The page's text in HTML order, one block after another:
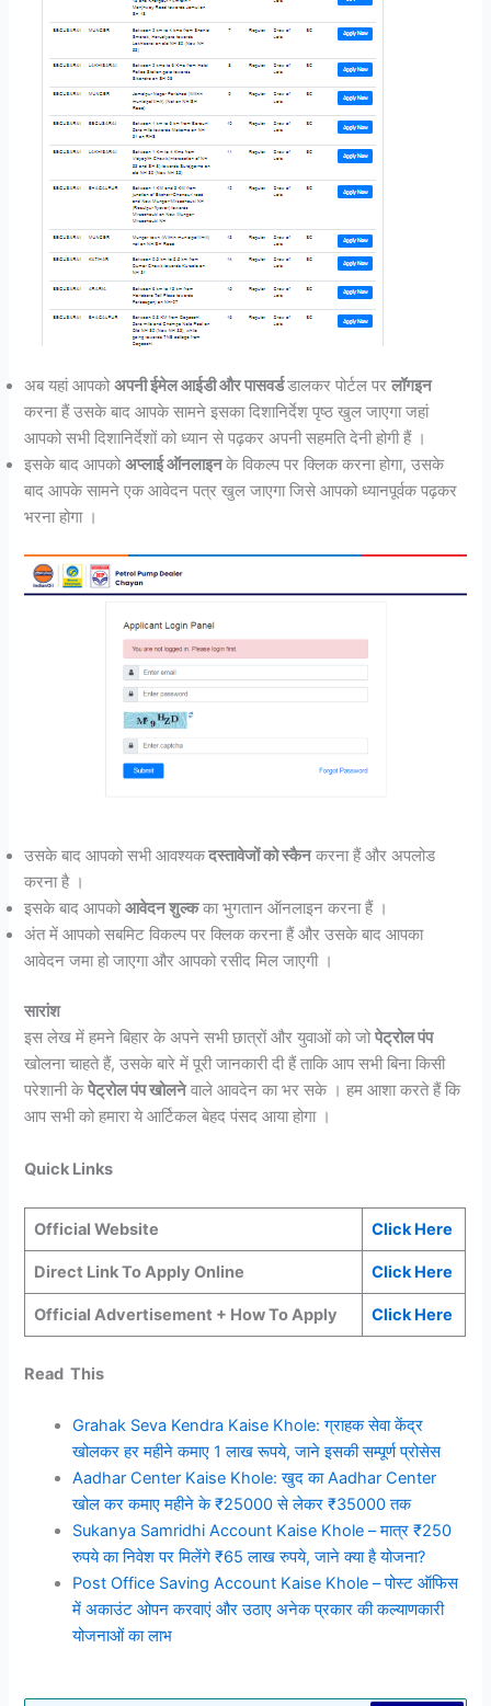
अब यहां आपकोअपनी ईमेल आईडी और पासवर्डडालकर पोर्टल परलॉगइन
करना हैं उसके बाद आपके सामने इसका दिशानिर्देश पृष्ठ खुल जाएगा जहां
आपको सभी दिशानिर्देशों को ध्यान से पढ़कर अपनी सहमति देनी होगी हैं ।
इसके बाद आपकोअप्लाई ऑनलाइनके विकल्प पर क्लिक करना होगा, उसके
बाद आपके सामने एक आवेदन पत्र खुल जाएगा जिसे आपको ध्यानपूर्वक पढ़कर
भरना होगा ।
उसके बाद आपको सभी आवश्यकदस्तावेजों को स्कैनकरना हैं और अपलोड
करना है ।
इसके बाद आपकोआवेदन शुल्कका भुगतान ऑनलाइन करना हैं ।
अंत में आपको सबमिट विकल्प पर क्लिक करना हैं और उसके बाद आपका
आवेदन जमा हो जाएगा और आपको रसीद मिल जाएगी ।
सारांश
इस लेख में हमने बिहार के अपने सभी छात्रों और युवाओं को जोपेट्रोल पंप
खोलना चाहते हैं, उसके बारे में पूरी जानकारी दी हैं ताकि आप सभी बिना किसी
परेशानी केपेेट्रोल पंप खोलनेवाले आवदेन का भर सके । हम आशा करते हैं कि
आप सभी को हमारा ये आर्टिकल बेहद पंसद आया होगा ।
Quick Links
Official Website Click Here
Direct Link To Apply Online Click Here
Official Advertisement + How To Apply Click Here
Read This
Grahak Seva Kendra Kaise Khole: ग्राहक सेवा केंद्र
खोलकर हर महीने कमाए 1 लाख रूपये, जाने इसकी सम्पूर्ण प्रोसेस
Aadhar Center Kaise Khole: खुद का Aadhar Center
खोल कर कमाए महीने के ₹25000 से लेकर ₹35000 तक
Sukanya Samridhi Account Kaise Khole – मात्र ₹250
रुपये का निवेश पर मिलेंगे ₹65 लाख रुपये, जाने क्या है योजना?
Post Office Saving Account Kaise Khole – पोस्ट ऑफिस
में अकाउंट ओपन करवाएं और उठाए अनेक प्रकार की कल्याणकारी
योजनाओं का लाभ